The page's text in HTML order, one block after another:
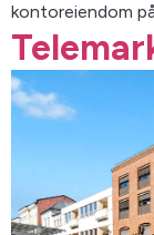
kontoreiendom